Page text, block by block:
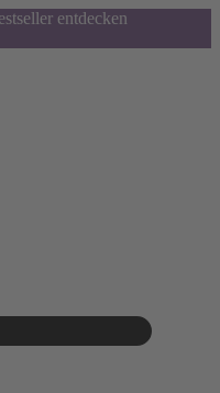
entdecken